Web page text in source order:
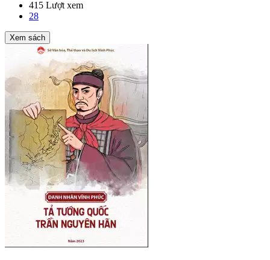
415 Lượt xem
28
Xem sách